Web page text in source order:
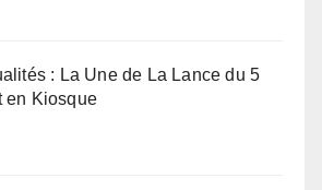
: La Une de La Lance du 5
en Kiosque